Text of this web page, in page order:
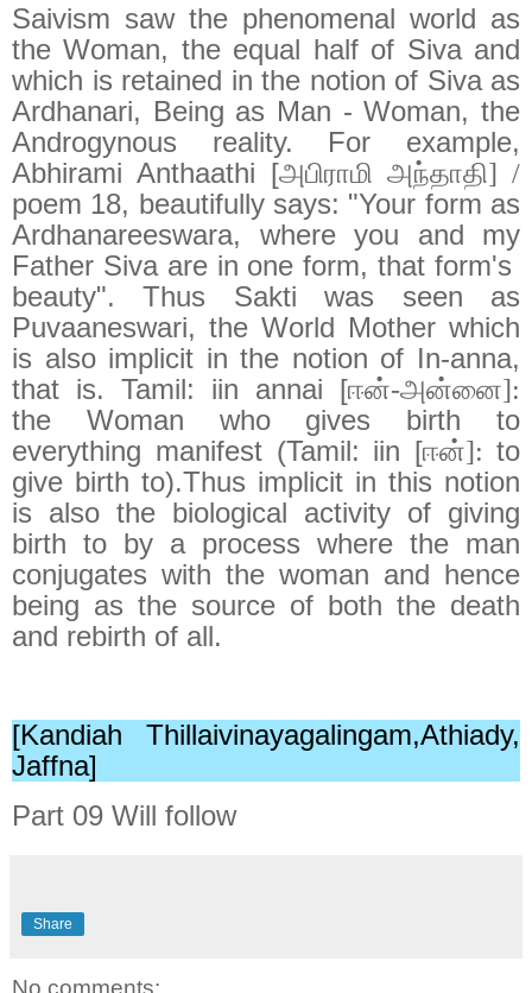
Saivism saw the phenomenal world as
the Woman, the equal half of Siva and
which is retained in the notion of Siva as
Ardhanari, Being as Man - Woman, the
Androgynous reality. For example,
Abhirami Anthaathi [அபிராமி அந்தாதி] /
poem 18, beautifully says: "Your form as
Ardhanareeswara, where you and my
Father Siva are in one form, that form's
beauty". Thus Sakti was seen as
Puvaaneswari, the World Mother which
is also implicit in the notion of In-anna,
that is. Tamil: iin annai [ஈன்-அன்னை]:
the Woman who gives birth to
everything manifest (Tamil: iin [ஈன்]:to
give birth to).Thus implicit in this notion
is also the biological activity of giving
birth to by a process where the man
conjugates with the woman and hence
being as the source of both the death
and rebirth of all.
[Kandiah Thillaivinayagalingam,Athiady,
Jaffna]
Part 09 Will follow
Share
No comments: